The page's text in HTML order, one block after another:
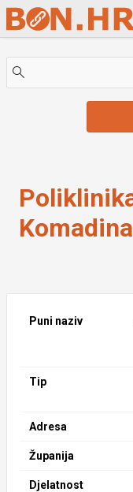
Skip to Main Content
Puni naziv
Tip
Adresa
Županija
Djelatnost